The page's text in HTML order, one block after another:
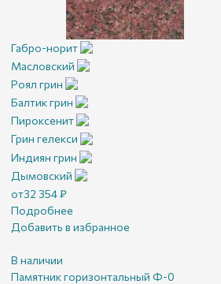
Габро-норит
Масловский
Роял грин
Балтик грин
Пироксенит
Грин гелекси
Индиян грин
Дымовский
от32 354₽
Подробнее
Добавить в избранное
В наличии
Памятник горизонтальный Ф-0